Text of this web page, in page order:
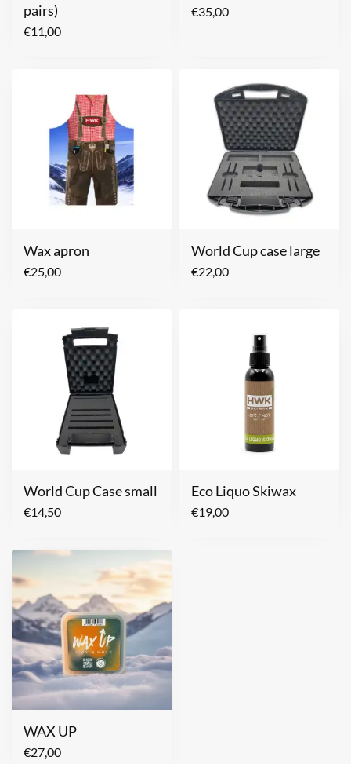
pairs)
€11,00
€35,00
Wax apron
€25,00
World Cup case large
€22,00
World Cup Case small
€14,50
Eco Liquo Skiwax
€19,00
WAX UP
€27,00